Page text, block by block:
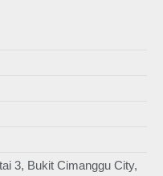
3, Bukit Cimanggu City,